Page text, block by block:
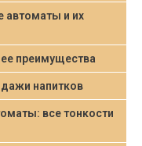
автоматы и их
преимущества
напитков
все тонкости